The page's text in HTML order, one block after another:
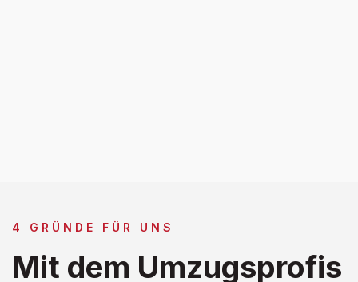
4 GRÜNDE FÜR UNS
Mit dem Umzugsprofis